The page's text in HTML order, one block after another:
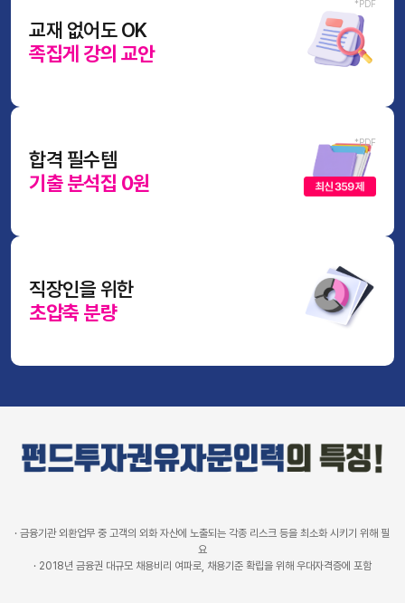
교재 없어도 OK
족집게 강의 교안
합격 필수템
기출 분석집 0원
직장인을 위한
초압축 분량
· 금융기관 외환업무 중 고객의 외화 자산에 노출되는 각종 리스크 등을 최소화 시키기 위해 필
요
· 2018년 금융권 대규모 채용비리 여파로, 채용기준 확립을 위해 우대자격증에 포함